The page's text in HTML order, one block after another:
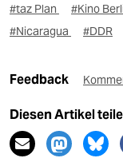
#taz Plan #Kino
#Nicaragua
#DDR
Feedback
Diesen Artikel